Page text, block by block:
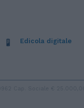
Edicola digitale